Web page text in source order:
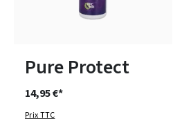
Pure Protect
14,95 €*
Prix TTC